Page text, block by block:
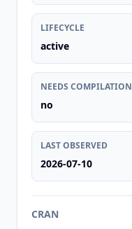
LIFECYCLE
active
NEEDS COMPILATION
no
LAST OBSERVED
2026-07-10
CRAN